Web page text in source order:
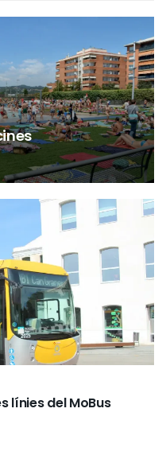
línies del MoBus